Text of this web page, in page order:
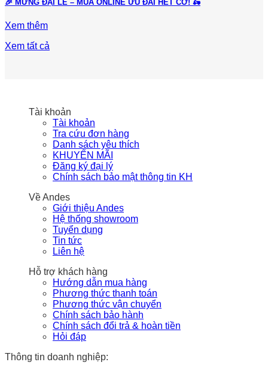
🎉 MỪNG ĐẠI LỄ – MUA ONLINE ƯU ĐÃI HẾT CỠ! 🛵
Xem thêm
Xem tất cả
Tài khoản
Tài khoản
Tra cứu đơn hàng
Danh sách yêu thích
KHUYẾN MÃI
Đăng ký đại lý
Chính sách bảo mật thông tin KH
Về Andes
Giới thiệu Andes
Hệ thống showroom
Tuyển dụng
Tin tức
Liên hệ
Hỗ trợ khách hàng
Hướng dẫn mua hàng
Phương thức thanh toán
Phương thức vận chuyển
Chính sách bảo hành
Chính sách đổi trả & hoàn tiền
Hỏi đáp
Thông tin doanh nghiệp: